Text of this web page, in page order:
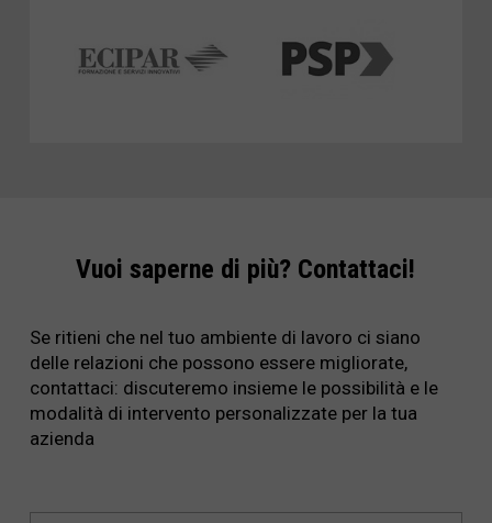
Vuoi saperne di più? Contattaci!
Se ritieni che nel tuo ambiente di lavoro ci siano
delle relazioni che possono essere migliorate,
contattaci: discuteremo insieme le possibilità e le
modalità di intervento personalizzate per la tua
azienda